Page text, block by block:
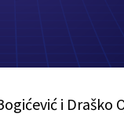
i Draško